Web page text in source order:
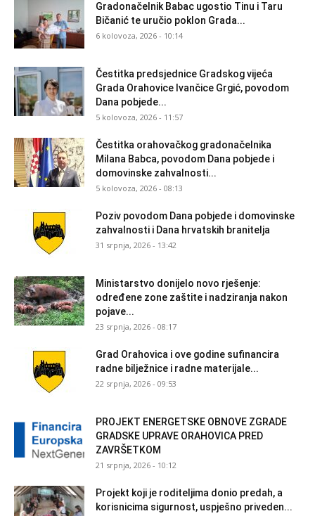
Gradonačelnik Babac ugostio Tinu i Taru
Bičanić te uručio poklon Grada...
6 kolovoza, 2026 - 10:14
Čestitka predsjednice Gradskog vijeća
Grada Orahovice Ivančice Grgić, povodom
Dana pobjede...
5 kolovoza, 2026 - 11:57
Čestitka orahovačkog gradonačelnika
Milana Babca, povodom Dana pobjede i
domovinske zahvalnosti...
5 kolovoza, 2026 - 08:13
Poziv povodom Dana pobjede i domovinske
zahvalnosti i Dana hrvatskih branitelja
31 srpnja, 2026 - 13:42
Ministarstvo donijelo novo rješenje:
određene zone zaštite i nadziranja nakon
pojave...
23 srpnja, 2026 - 08:17
Grad Orahovica i ove godine sufinancira
radne bilježnice i radne materijale...
22 srpnja, 2026 - 09:53
PROJEKT ENERGETSKE OBNOVE ZGRADE
GRADSKE UPRAVE ORAHOVICA PRED
ZAVRŠETKOM
21 srpnja, 2026 - 10:12
Projekt koji je roditeljima donio predah, a
korisnicima sigurnost, uspješno priveden...